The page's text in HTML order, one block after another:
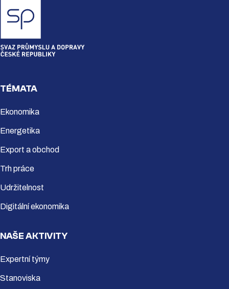
TÉMATA
Ekonomika
Energetika
Export a obchod
Trh práce
Udržitelnost
Digitální ekonomika
NAŠE AKTIVITY
Expertní týmy
Stanoviska